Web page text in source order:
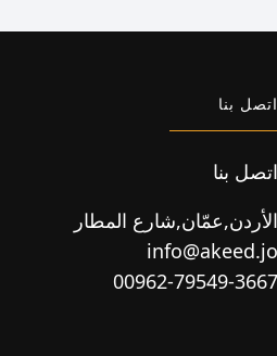
اتصل بنا
اتصل بنا
الأردن,عمّان,شارع المطار
info@akeed.jo
00962-79549-3667